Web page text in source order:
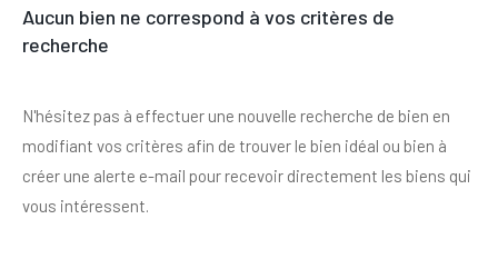
Aucun bien ne correspond à vos critères de
recherche
N'hésitez pas à effectuer une nouvelle recherche de bien en
modifiant vos critères afin de trouver le bien idéal ou bien à
créer une alerte e-mail pour recevoir directement les biens qui
vous intéressent.